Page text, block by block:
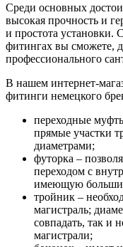
Среди основных
высокая прочность и
и простота установки.
фитингах вы сможете,
профессионального
В нашем интернет-
фитинги немецкого
переходные
прямые участки
диаметрами;
футорка –
переходом с
имеющую
тройник –
магистраль;
совпадать, так и
магистрали;